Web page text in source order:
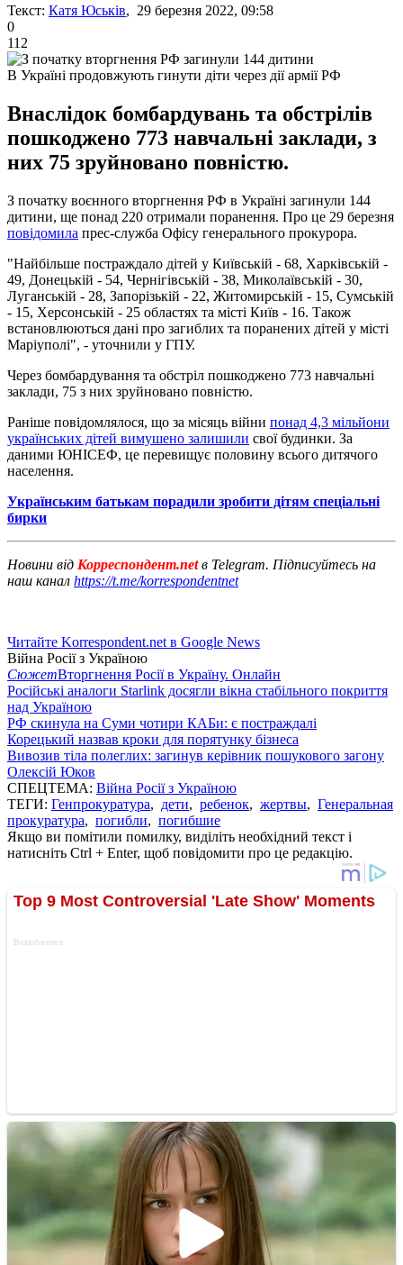
Текст: Катя Юськів, 29 березня 2022, 09:58
0
112
В Україні продовжують гинути діти через дії армії РФ
Внаслідок бомбардувань та обстрілів
пошкоджено 773 навчальні заклади, з
них 75 зруйновано повністю.
З початку воєнного вторгнення РФ в Україні загинули 144
дитини, ще понад 220 отримали поранення. Про це 29 березня
повідомила прес-служба Офісу генерального прокурора.
"Найбільше постраждало дітей у Київській - 68, Харківській -
49, Донецькій - 54, Чернігівській - 38, Миколаївській - 30,
Луганській - 28, Запорізькій - 22, Житомирській - 15, Сумській
- 15, Херсонській - 25 областях та місті Київ - 16. Також
встановлюються дані про загиблих та поранених дітей у місті
Маріуполі", - уточнили у ГПУ.
Через бомбардування та обстріл пошкоджено 773 навчальні
заклади, 75 з них зруйновано повністю.
Раніше повідомлялося, що за місяць війни понад 4,3 мільйони
українських дітей вимушено залишили свої будинки. За
даними ЮНІСЕФ, це перевищує половину всього дитячого
населення.
Українським батькам порадили зробити дітям спеціальні
бирки
Новини від Корреспондент.netв Telegram. Підписуйтесь на
наш канал https://t.me/korrespondentnet
Читайте Korrespondent.net в Google News
Війна Росії з Україною
СюжетВторгнення Росії в Україну. Онлайн
Російські аналоги Starlink досягли вікна стабільного покриття
над Україною
РФ скинула на Суми чотири КАБи: є постраждалі
Корецький назвав кроки для порятунку бізнеса
Вивозив тіла полеглих: загинув керівник пошукового загону
Олексій Юков
СПЕЦТЕМА: Війна Росії з Україною
ТЕГИ: Генпрокуратура, дети, ребенок, жертвы, Генеральная
прокуратура, погибли, погибшие
Якщо ви помітили помилку, виділіть необхідний текст і
натисніть Ctrl + Enter, щоб повідомити про це редакцію.